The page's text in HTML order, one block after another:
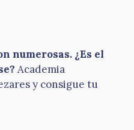
numerosas. ¿Es el
Academia
y consigue tu